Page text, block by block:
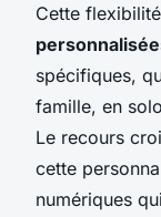
Cette flexibilité
spécifiques,
famille, en
Le recours
cette
numériques